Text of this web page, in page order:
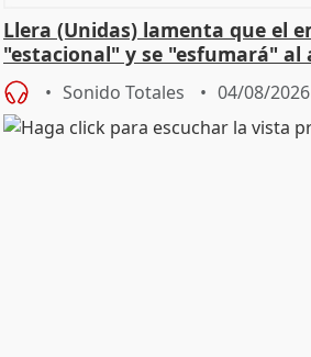
Llera (Unidas) lamenta que el
"estacional" y se "esfumará" al
Sonido Totales 04/08/2026